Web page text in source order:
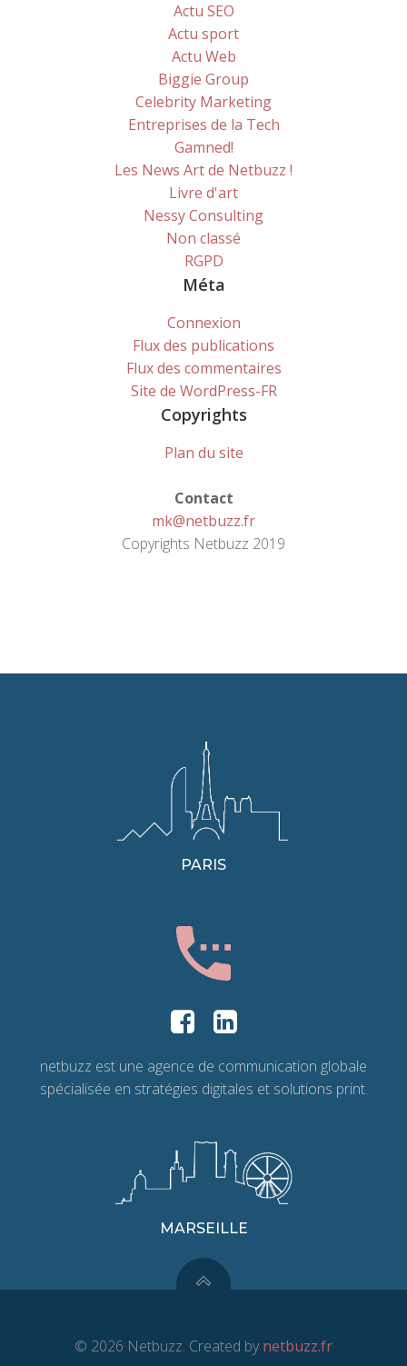
Actu SEO
Actu sport
Actu Web
Biggie Group
Celebrity Marketing
Entreprises de la Tech
Gamned!
Les News Art de Netbuzz !
Livre d'art
Nessy Consulting
Non classé
RGPD
Méta
Connexion
Flux des publications
Flux des commentaires
Site de WordPress-FR
Copyrights
Plan du site
Contact
mk@netbuzz.fr
Copyrights Netbuzz 2019
PARIS
netbuzz est une agence de communication globale
spécialisée en stratégies digitales et solutions print.
MARSEILLE
© 2026 Netbuzz. Created by netbuzz.fr